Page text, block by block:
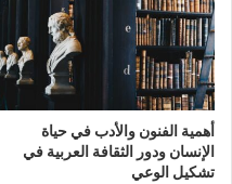
أهمية الفنون والأدب في حياة
الإنسان ودور الثقافة العربية في
تشكيل الوعي